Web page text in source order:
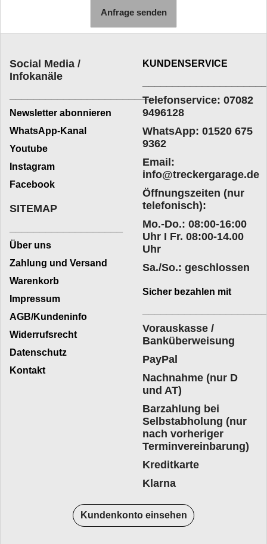
Anfrage senden
Social Media /
Infokanäle
_________________________
Newsletter abonnieren
WhatsApp-Kanal
Youtube
Instagram
Facebook
KUNDENSERVICE
Telefonservice: 07082
9496128
WhatsApp: 01520 675
9362
Email:
info@treckergarage.de
Öffnungszeiten (nur
telefonisch):
Mo.-Do.: 08:00-16:00
Uhr I Fr. 08:00-14.00
Uhr
Sa./So.: geschlossen
SITEMAP
Über uns
Zahlung und Versand
Warenkorb
Impressum
AGB/Kundeninfo
Widerrufsrecht
Datenschutz
Kontakt
Sicher bezahlen mit
Vorauskasse /
Banküberweisung
PayPal
Nachnahme (nur D
und AT)
Barzahlung bei
Selbstabholung (nur
nach vorheriger
Terminvereinbarung)
Kreditkarte
Klarna
Kundenkonto einsehen